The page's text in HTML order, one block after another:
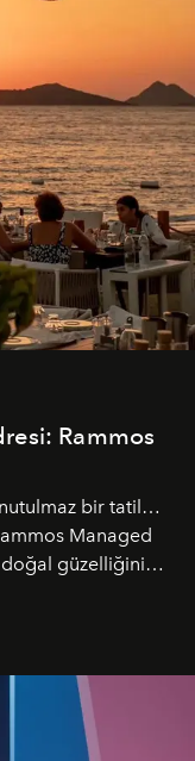
Rammos
bir tatil…
Managed
güzelliğini